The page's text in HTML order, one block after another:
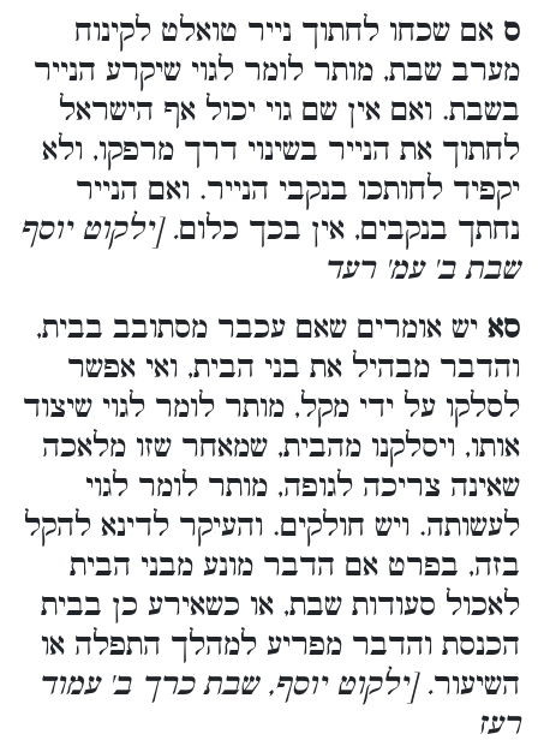
ס אם שכחו לחתוך נייר טואלט לקינוח
מערב שבת, מותר לומר לגוי שיקרע הנייר
בשבת. ואם אין שם גוי יכול אף הישראל
לחתוך את הנייר בשינוי דרך מרפקו, ולא
יקפיד לחותכו בנקבי הנייר. ואם הנייר
נחתך בנקבים, אין בכך כלום. [ילקוט יוסף
שבת ב' עמ' רעד
סא יש אומרים שאם עכבר מסתובב בבית,
והדבר מבהיל את בני הבית, ואי אפשר
לסלקו על ידי מקל, מותר לומר לגוי שיצוד
אותו, ויסלקנו מהבית, שמאחר שזו מלאכה
שאינה צריכה לגופה, מותר לומר לגוי
לעשותה. ויש חולקים. והעיקר לדינא להקל
בזה, בפרט אם הדבר מונע מבני הבית
לאכול סעודות שבת, או כשאירע כן בבית
הכנסת והדבר מפריע למהלך התפלה או
השיעור. [ילקוט יוסף, שבת כרך ב' עמוד
רעז